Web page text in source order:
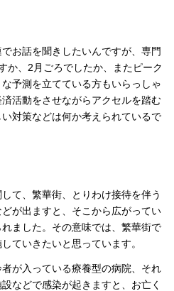
お話を聞きしたいんですが、専門
か、2月ごろでしたか、またピーク
予測を立てている方もいらっしゃ
活動をさせながらアクセルを踏む
対策などは何か考えられているで
て、繁華街、とりわけ接待を伴う
が出ますと、そこから広がってい
ました。その意味では、繁華街で
ていきたいと思っています。
が入っている療養型の病院、それ
などで感染が起きますと、お亡く